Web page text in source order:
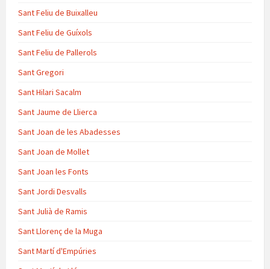
Sant Feliu de Buixalleu
Sant Feliu de Guíxols
Sant Feliu de Pallerols
Sant Gregori
Sant Hilari Sacalm
Sant Jaume de Llierca
Sant Joan de les Abadesses
Sant Joan de Mollet
Sant Joan les Fonts
Sant Jordi Desvalls
Sant Julià de Ramis
Sant Llorenç de la Muga
Sant Martí d'Empúries